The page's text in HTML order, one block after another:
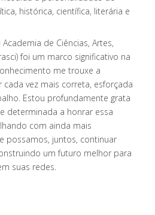
histórica, científica, literária e
de Ciências, Artes,
foi um marco significativo na
me trouxe a
vez mais correta, esforçada
Estou profundamente grata
determinada a honrar essa
com ainda mais
possamos, juntos, continuar
um futuro melhor para
suas redes.